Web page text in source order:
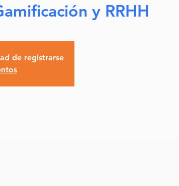
y RRHH
de registrarse